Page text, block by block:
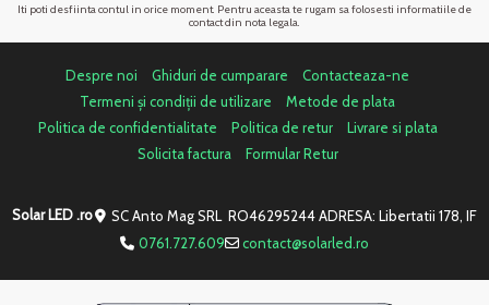
Iti poti desfiinta contul in orice moment. Pentru aceasta te rugam sa folosesti informatiile de
contact din nota legala.
Despre noi Ghiduri de cumparare
Contacteaza-ne
Termeni și condiții de utilizare
Metode de plata
Politica de confidentialitate
Politica de retur
Livrare si plata
Solicita factura
Formular Retur
Solar LED .ro
SC Anto Mag SRL RO46295244 ADRESA: Libertatii 178, IF
0761.727.609
contact@solarled.ro